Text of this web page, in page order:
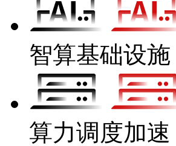
智算基础设施
算力调度加速